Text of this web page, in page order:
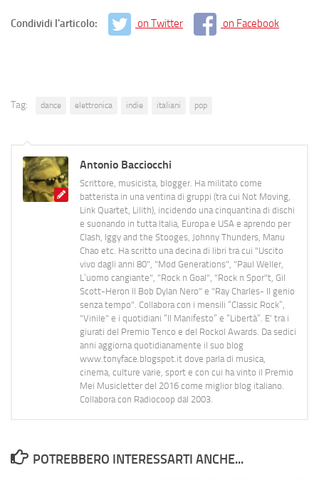
Condividi l'articolo: on Twitter on Facebook
Tag: dance elettronica indie italiani pop
Antonio Bacciocchi
Scrittore, musicista, blogger. Ha militato come
batterista in una ventina di gruppi (tra cui Not Moving,
Link Quartet, Lilith), incidendo una cinquantina di dischi
e suonando in tutta Italia, Europa e USA e aprendo per
Clash, Iggy and the Stooges, Johnny Thunders, Manu
Chao etc. Ha scritto una decina di libri tra cui "Uscito
vivo dagli anni 80", "Mod Generations", "Paul Weller,
L’uomo cangiante", "Rock n Goal", "Rock n Spor"t, Gil
Scott-Heron Il Bob Dylan Nero" e "Ray Charles- Il genio
senza tempo". Collabora con i mensili “Classic Rock”,
"Vinile" e i quotidiani “Il Manifesto” e “Libertà”. E' tra i
giurati del Premio Tenco e del Rockol Awards. Da sedici
anni aggiorna quotidianamente il suo blog
www.tonyface.blogspot.it dove parla di musica,
cinema, culture varie, sport e con cui ha vinto il Premio
Mei Musicletter del 2016 come miglior blog italiano.
Collabora con Radiocoop dal 2003.
POTREBBERO INTERESSARTI ANCHE...